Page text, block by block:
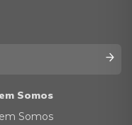
Somos
Somos